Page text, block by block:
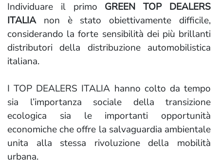
Individuare il primo GREEN TOP DEALERS
ITALIAnon è stato obiettivamente difficile,
considerando la forte sensibilità dei più brillanti
distributori della distribuzione automobilistica
italiana.
I TOP DEALERS ITALIA hanno colto da tempo
sia l’importanza sociale della transizione
ecologica sia le importanti opportunità
economiche che offre la salvaguardia ambientale
unita alla stessa rivoluzione della mobilità
urbana.